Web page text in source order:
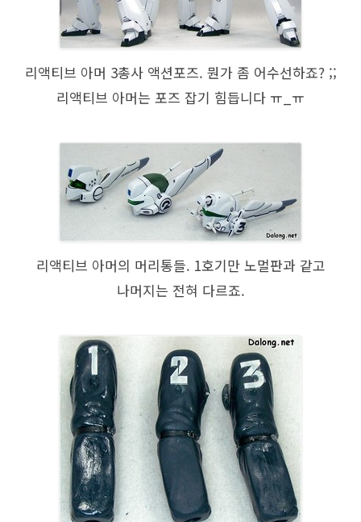
리액티브 아머 3총사 액션포즈. 뭔가 좀 어수선하죠? ;;
리액티브 아머는 포즈 잡기 힘듭니다 ㅠ_ㅠ
리액티브 아머의 머리통들. 1호기만 노멀판과 같고
나머지는 전혀 다르죠.